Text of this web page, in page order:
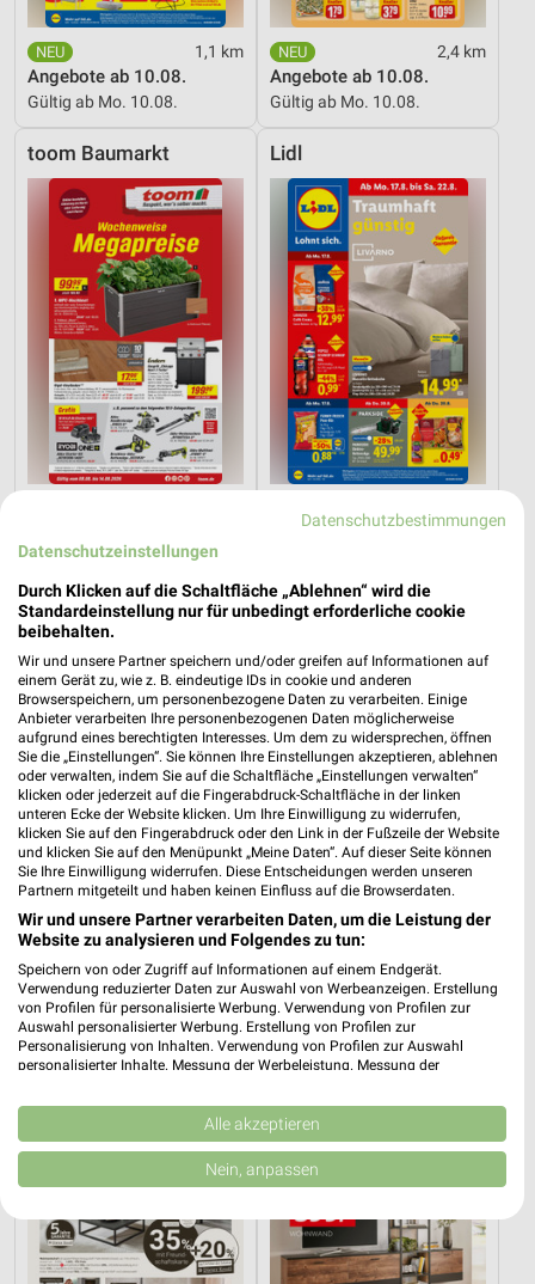
1,1 km
Angebote ab 10.08.
Gültig ab Mo. 10.08.
2,4 km
Angebote ab 10.08.
Gültig ab Mo. 10.08.
toom Baumarkt
Gültig bis Fr. 14.08.
Lidl
Angebote ab 17.08.
Kaufland
1,2 km
Mo-Mi Angebote ab 10.08.
Gültig ab Mo. 10.08.
PENNY
1,5 km
Angebote ab 10.08.
Gültig ab Mo. 10.08.
XXXLutz XXXLutz
Datenschutzbestimmungen
Datenschutzeinstellungen
Durch Klicken auf die Schaltfläche „Ablehnen“ wird die
Standardeinstellung nur für unbedingt erforderliche cookie
beibehalten.
Wir und unsere Partner speichern und/oder greifen auf Informationen auf
einem Gerät zu, wie z. B. eindeutige IDs in cookie und anderen
Browserspeichern, um personenbezogene Daten zu verarbeiten. Einige
Anbieter verarbeiten Ihre personenbezogenen Daten möglicherweise
aufgrund eines berechtigten Interesses. Um dem zu widersprechen, öffnen
Sie die „Einstellungen“. Sie können Ihre Einstellungen akzeptieren, ablehnen
oder verwalten, indem Sie auf die Schaltfläche „Einstellungen verwalten“
klicken oder jederzeit auf die Fingerabdruck-Schaltfläche in der linken
unteren Ecke der Website klicken. Um Ihre Einwilligung zu widerrufen,
klicken Sie auf den Fingerabdruck oder den Link in der Fußzeile der Website
und klicken Sie auf den Menüpunkt „Meine Daten“. Auf dieser Seite können
Sie Ihre Einwilligung widerrufen. Diese Entscheidungen werden unseren
Partnern mitgeteilt und haben keinen Einfluss auf die Browserdaten.
Wir und unsere Partner verarbeiten Daten, um die Leistung der
Website zu analysieren und Folgendes zu tun:
Speichern von oder Zugriff auf Informationen auf einem Endgerät.
Verwendung reduzierter Daten zur Auswahl von Werbeanzeigen. Erstellung
von Profilen für personalisierte Werbung. Verwendung von Profilen zur
Auswahl personalisierter Werbung. Erstellung von Profilen zur
Personalisierung von Inhalten. Verwendung von Profilen zur Auswahl
personalisierter Inhalte. Messung der Werbeleistung. Messung der
Kombinationen von Daten aus verschiedenen Quellen. Entwicklung und
Verbesserung der Angebote. Verwendung reduzierter Daten zur Auswahl
von Inhalten.
Daten können außerhalb der Europäischen Union weitergegeben und in die
Website/App.
Partnerliste anzeigen (1 IAB-Anbieter)
Alle akzeptieren
Nein, anpassen